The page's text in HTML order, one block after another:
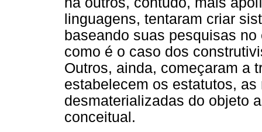
linguagens, tentaram criar
baseando suas pesquisas
como é o caso dos
Outros, ainda, começaram a
estabelecem os estatutos,
desmaterializadas do objeto
conceitual.